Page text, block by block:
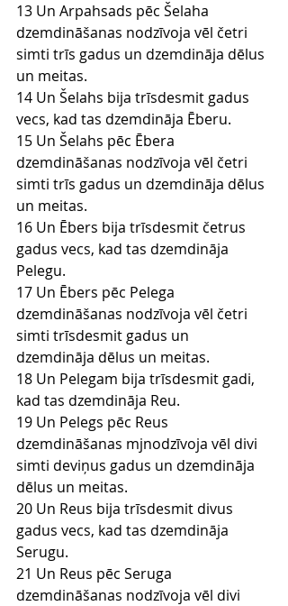
13 Un Arpahsads pēc Šelaha
dzemdināšanas nodzīvoja vēl četri
simti trīs gadus un dzemdināja dēlus
un meitas.
14 Un Šelahs bija trīsdesmit gadus
vecs, kad tas dzemdināja Ēberu.
15 Un Šelahs pēc Ēbera
dzemdināšanas nodzīvoja vēl četri
simti trīs gadus un dzemdināja dēlus
un meitas.
16 Un Ēbers bija trīsdesmit četrus
gadus vecs, kad tas dzemdināja
Pelegu.
17 Un Ēbers pēc Pelega
dzemdināšanas nodzīvoja vēl četri
simti trīsdesmit gadus un
dzemdināja dēlus un meitas.
18 Un Pelegam bija trīsdesmit gadi,
kad tas dzemdināja Reu.
19 Un Pelegs pēc Reus
dzemdināšanas mjnodzīvoja vēl divi
simti deviņus gadus un dzemdināja
dēlus un meitas.
20 Un Reus bija trīsdesmit divus
gadus vecs, kad tas dzemdināja
Serugu.
21 Un Reus pēc Seruga
dzemdināšanas nodzīvoja vēl divi